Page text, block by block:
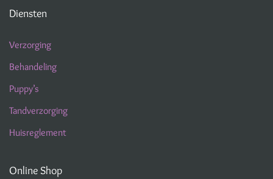
Diensten
Verzorging
Behandeling
Puppy’s
Tandverzorging
Huisreglement
Online Shop